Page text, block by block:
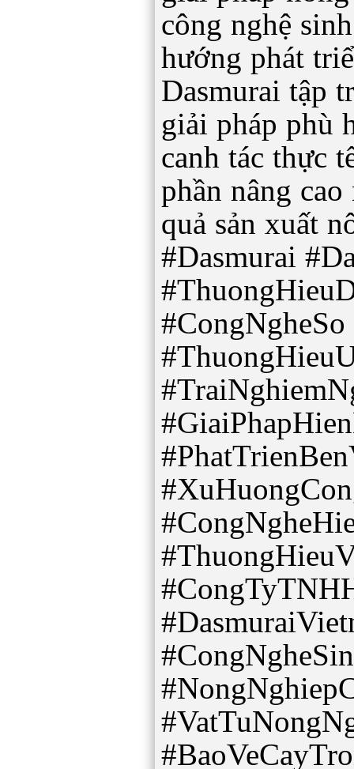
công nghệ
hướng phát
Dasmurai tập
giải pháp phù
canh tác thực
phần nâng
quả sản xuất
#Dasmurai